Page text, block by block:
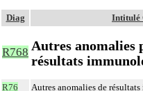
Diag Intitulé
R768 Autres anomalies
résultats
R76 Autres anomalies de